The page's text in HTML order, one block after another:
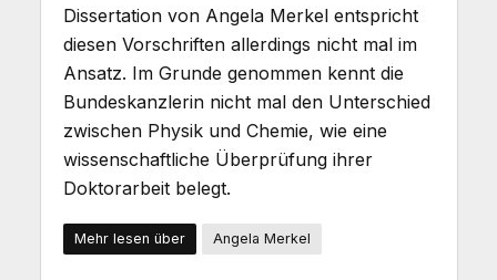
Dissertation von Angela Merkel entspricht
diesen Vorschriften allerdings nicht mal im
Ansatz. Im Grunde genommen kennt die
Bundeskanzlerin nicht mal den Unterschied
zwischen Physik und Chemie, wie eine
wissenschaftliche Überprüfung ihrer
Doktorarbeit belegt.
Mehr lesen über Angela Merkel